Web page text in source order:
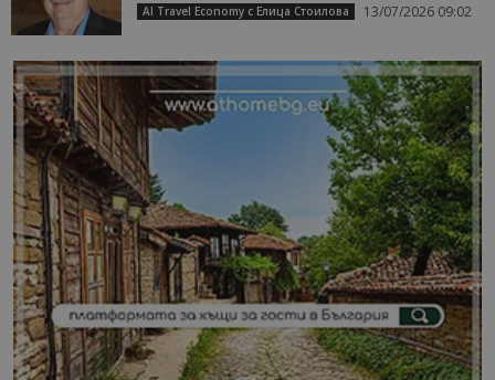
AI Travel Economy с Елица Стоилова 13/07/2026 09:02